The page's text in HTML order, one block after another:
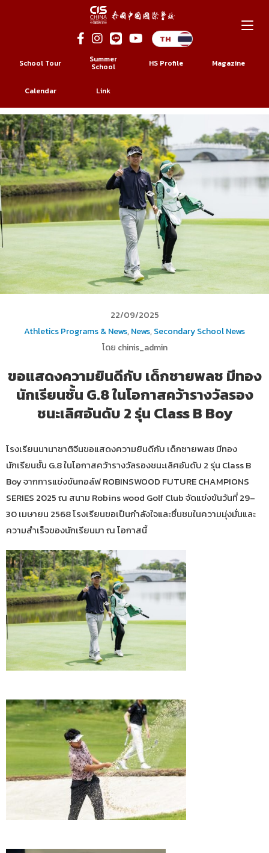
Skip
to
content
School Tour Summer
School HS Profile Magazine
Calendar Link
22/09/2025
Athletics Programs & News,News,Secondary School News
โดย chinis_admin
ขอแสดงความยินดีกับ เด็กชายพลช มีทอง
นักเรียนชั้น G.8 ในโอกาสคว้ารางวัลรอง
ชนะเลิศอันดับ 2 รุ่น Class B Boy
โรงเรียนนานาชาติจีนขอแสดงความยินดีกับ เด็กชายพลช มีทอง
นักเรียนชั้น G.8 ในโอกาสคว้ารางวัลรองชนะเลิศอันดับ 2 รุ่น Class B
Boy จากการแข่งขันกอล์ฟ ROBINSWOOD FUTURE CHAMPIONS
SERIES 2025 ณ สนาม Robins wood Golf Club จัดแข่งขันวันที่ 29–
30 เมษายน 2568 โรงเรียนขอเป็นกำลังใจและชื่นชมในความมุ่งมั่นและ
ความสำเร็จของนักเรียนมา ณ โอกาสนี้